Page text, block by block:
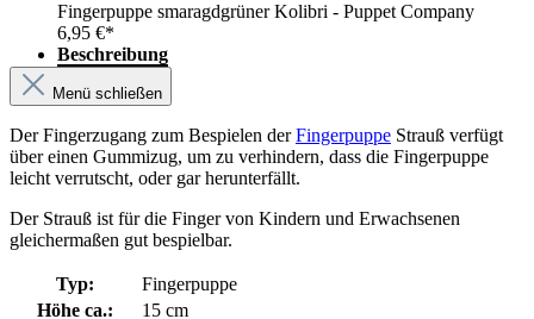
Fingerpuppe smaragdgrüner Kolibri - Puppet Company
6,95 €*
Beschreibung
Menü schließen
Der Fingerzugang zum Bespielen derFingerpuppe Strauß verfügt
über einen Gummizug, um zu verhindern, dass die Fingerpuppe
leicht verrutscht, oder gar herunterfällt.
Der Strauß ist für die Finger von Kindern und Erwachsenen
gleichermaßen gut bespielbar.
Typ:
Fingerpuppe
Höhe ca.:
15 cm